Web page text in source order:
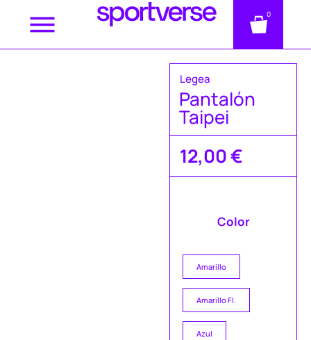
0
Legea
Pantalón
Taipei
12,00€
Color
Amarillo
Amarillo Fl.
Azul